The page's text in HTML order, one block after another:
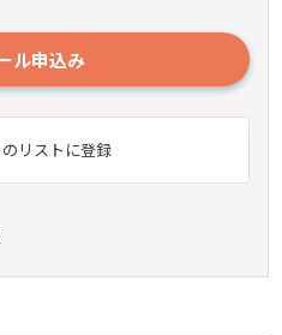
ル申込み
リストに登録